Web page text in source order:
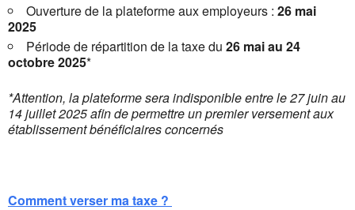
Ouverture de la plateforme aux employeurs : 26 mai
2025
Période de répartition de la taxe du 26 mai au 24
octobre 2025*
*Attention, la plateforme sera indisponible entre le 27 juin au
14 juillet 2025 afin de permettre un premier versement aux
établissement bénéficiaires concernés
Comment verser ma taxe ?